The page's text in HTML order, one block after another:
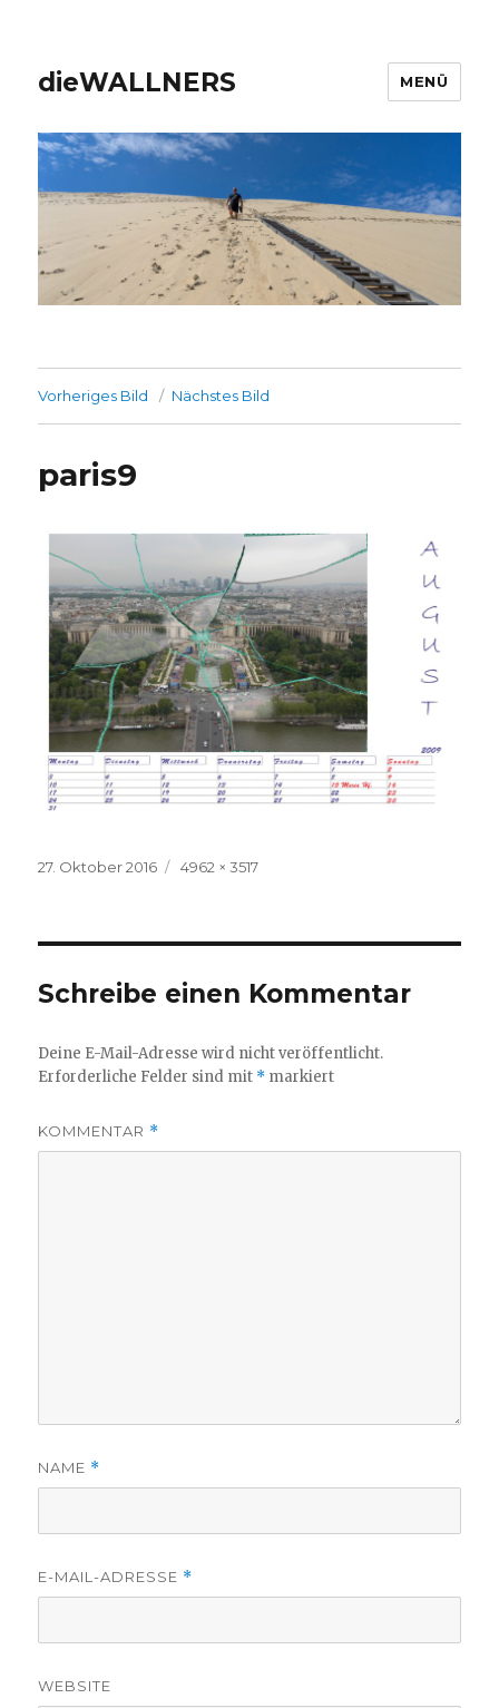
dieWALLNERS MENÜ
Vorheriges Bild Nächstes Bild
paris9
Veröffentlicht
27. Oktober 2016
Volle
4962 × 3517
Schreibe einen Kommentar
Deine E-Mail-Adresse wird nicht veröffentlicht.
Erforderliche Felder sind mit * markiert
KOMMENTAR *
NAME *
E-MAIL-ADRESSE *
WEBSITE